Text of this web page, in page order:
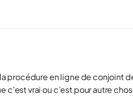
procédure en ligne de conjoint
c’est vrai ou c’est pour autre